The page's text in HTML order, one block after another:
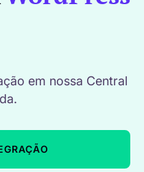
em nossa Central